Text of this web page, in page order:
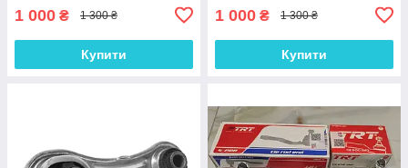
1 000 ₴ 1 300 ₴
Купити
1 000 ₴ 1 300 ₴
Купити